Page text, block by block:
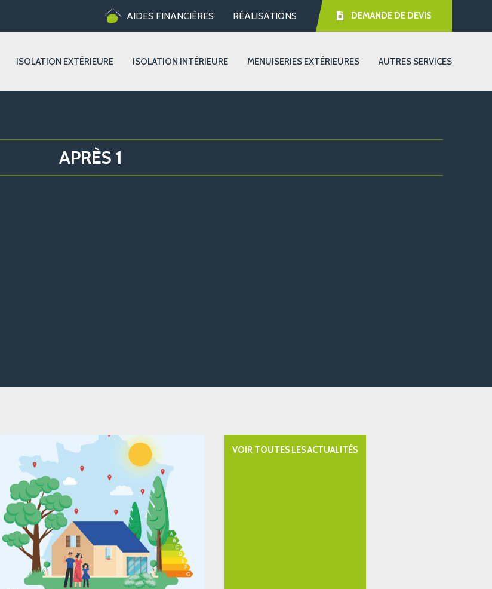
AIDES FINANCIÈRES RÉALISATIONS DEMANDE DE DEVIS
ISOLATION EXTÉRIEURE ISOLATION INTÉRIEURE MENUISERIES EXTÉRIEURES AUTRES SERVICES
APRÈS 1
VOIR TOUTES LES ACTUALITÉS